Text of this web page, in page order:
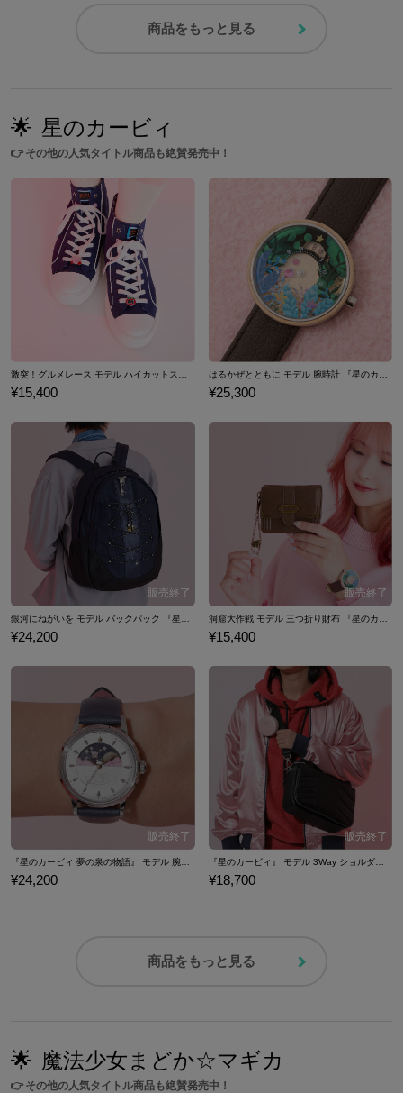
商品をもっと見る
🌟 星のカービィ
👉その他の人気タイトル商品も絶賛発売中！
激突！グルメレース モデル ハイカットスニーカー 『星のカービィ スーパーデラックス』 （
¥15,400
はるかぜとともに モデル 腕時計 『星のカービ
¥25,300
銀河にねがいを モデル バックパック 『星のカービィ スーパーデラックス』 （ 2024Ver. ）
¥24,200
洞窟大作戦 モデル 三つ折り財布 『星のカービ
¥15,400
『星のカービィ 夢の泉の物語』 モデル 腕時計
¥24,200
『星のカービィ』 モデル 3Way ショルダーバ
¥18,700
商品をもっと見る
🌟 魔法少女まどか☆マギカ
👉その他の人気タイトル商品も絶賛発売中！